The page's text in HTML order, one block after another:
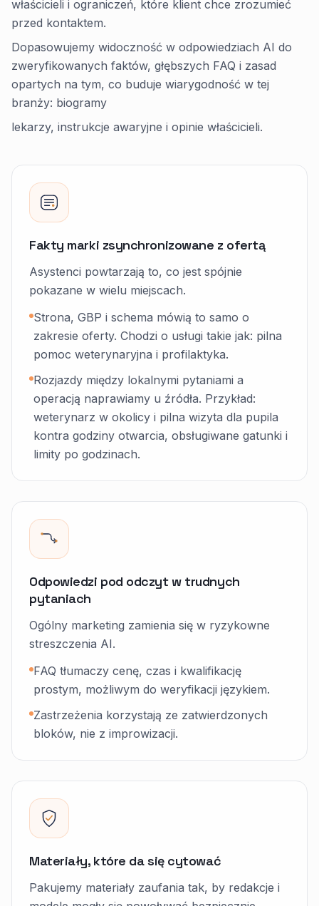
właścicieli i ograniczeń, które klient chce zrozumieć
przed kontaktem.
Dopasowujemy widoczność w odpowiedziach AI do
zweryfikowanych faktów, głębszych FAQ i zasad
opartych na tym, co buduje wiarygodność w tej
branży: biogramy
lekarzy, instrukcje awaryjne i opinie właścicieli.
Fakty marki zsynchronizowane z ofertą
Asystenci powtarzają to, co jest spójnie
pokazane w wielu miejscach.
Strona, GBP i schema mówią to samo o
zakresie oferty. Chodzi o usługi takie jak: pilna
pomoc weterynaryjna i profilaktyka.
Rozjazdy między lokalnymi pytaniami a
operacją naprawiamy u źródła. Przykład:
weterynarz w okolicy i pilna wizyta dla pupila
kontra godziny otwarcia, obsługiwane gatunki i
limity po godzinach.
Odpowiedzi pod odczyt w trudnych
pytaniach
Ogólny marketing zamienia się w ryzykowne
streszczenia AI.
FAQ tłumaczy cenę, czas i kwalifikację
prostym, możliwym do weryfikacji językiem.
Zastrzeżenia korzystają ze zatwierdzonych
bloków, nie z improwizacji.
Materiały, które da się cytować
Pakujemy materiały zaufania tak, by redakcje i